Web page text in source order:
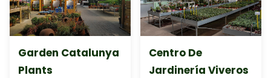
Garden Catalunya
Plants
Centro De
Jardinería Viveros